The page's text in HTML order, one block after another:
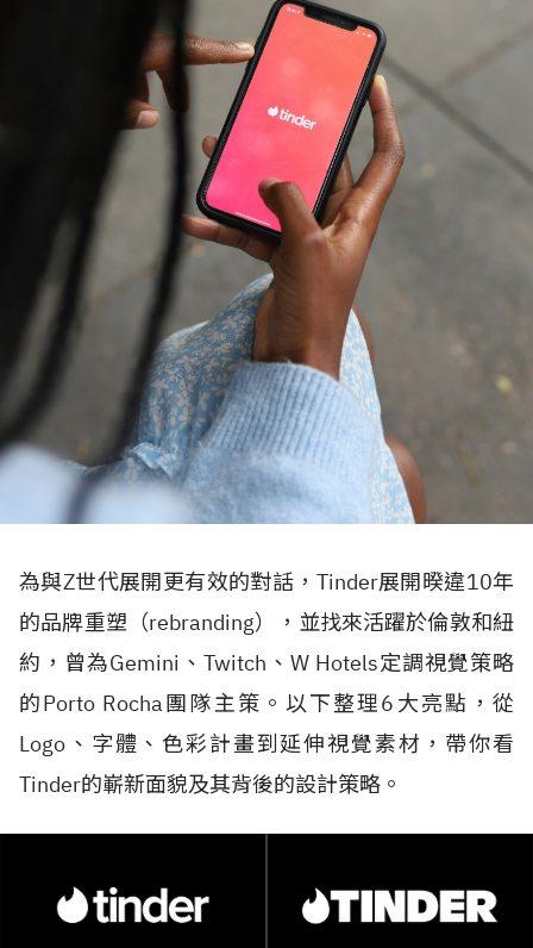
為與Z世代展開更有效的對話，Tinder展開暌違10年
的品牌重塑（rebranding），並找來活躍於倫敦和紐
約，曾為Gemini、Twitch、W Hotels定調視覺策略
的Porto Rocha團隊主策。以下整理6大亮點，從
Logo、字體、色彩計畫到延伸視覺素材，帶你看
Tinder的嶄新面貌及其背後的設計策略。